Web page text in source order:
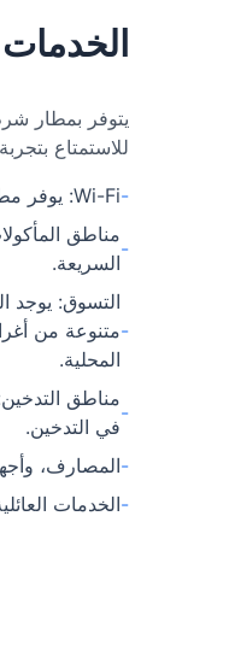
يتوفر بمطار
للاستمتاع
-Wi-Fi: يوفر مطار شرم الشيخ الدولي خدمة Wi-Fi مجاناً.
-
مناطق
السريعة.
-
التسوق: يوجد
متنوعة من
المحلية.
-
مناطق
في التدخين.
-المصارف،
-الخدمات